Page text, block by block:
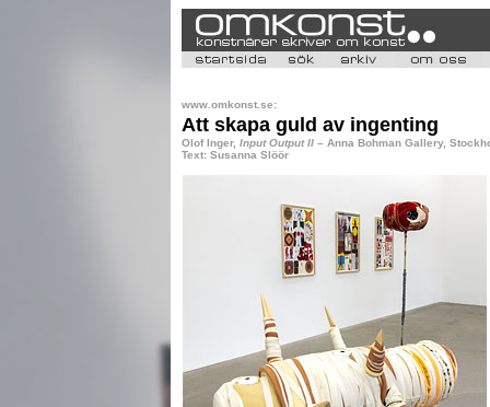
www.omkonst.se:
Att skapa guld av ingenting
Olof Inger, Input Output II – Anna Bohman Gallery,
Text: Susanna Slöör